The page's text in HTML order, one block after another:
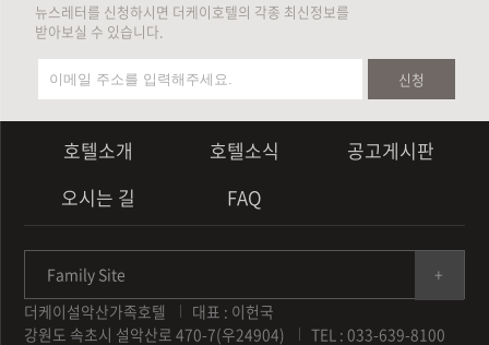
뉴스레터를 신청하시면 더케이호텔의 각종 최신정보를
받아보실 수 있습니다.
신청
호텔소개 호텔소식
공고게시판
오시는 길
FAQ
Family Site
더케이설악산가족호텔
대표 : 이헌국
강원도 속초시 설악산로 470-7(우24904)
TEL : 033-639-8100